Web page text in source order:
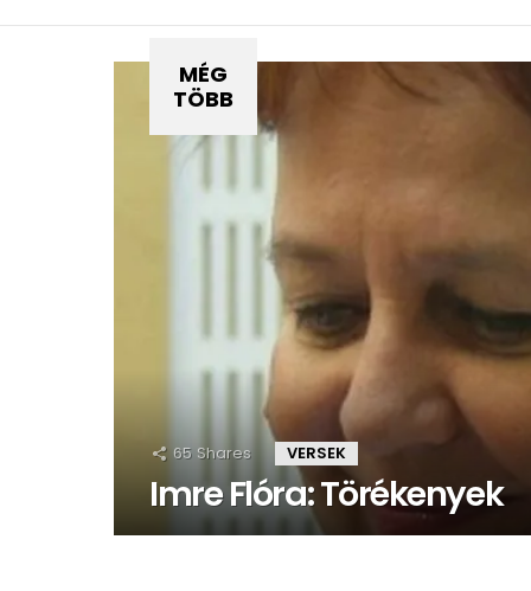
MÉG
TÖBB
65 Shares VERSEK
Imre Flóra: Törékenyek